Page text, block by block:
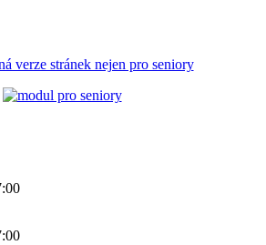
verze stránek nejen pro seniory